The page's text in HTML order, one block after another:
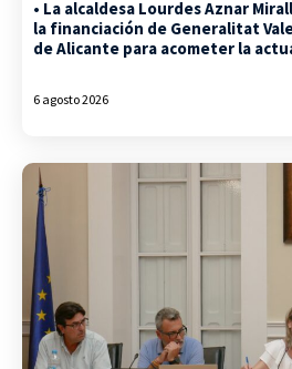
• La alcaldesa Lourdes Aznar
la financiación de Generalitat
de Alicante para acometer la
6 agosto 2026